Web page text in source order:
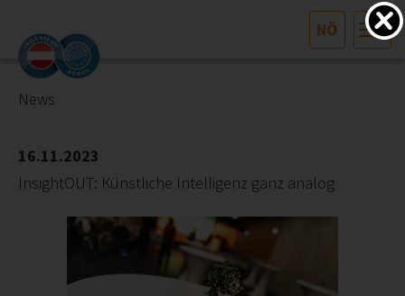
NÖ
DAS INGENIEURBÜRO
INTERESSEN­VERTRETUNG
MITGLIEDER­VERZEICHNIS
News
16.11.2023
InsightOUT: Künstliche Intelligenz ganz analog